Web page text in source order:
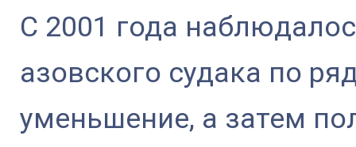
С 2001 года
азовского судака по
уменьшение, а затем